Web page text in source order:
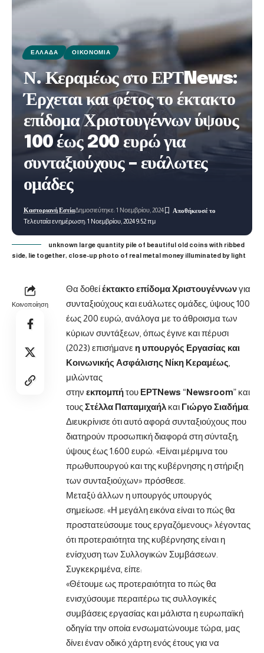
ΕΛΛΆΔΑ ΟΙΚΟΝΟΜΊΑ
Ν. Κεραμέως στο ΕΡΤNews:
Έρχεται και φέτος το έκτακτο
επίδομα Χριστουγέννων ύψους
100 έως 200 ευρώ για
συνταξιούχους – ευάλωτες
ομάδες
Τελευταία ενημέρωση: 1 Νοεμβρίου, 2024 9:52 πμ
Καστοριανή ΕστίαΔημοσιεύτηκε: 1 Νοεμβρίου, 2024
unknown large quantity pile of beautiful old coins with ribbed
side, lie together, close-up photo of real metal money illuminated by light
Κοινοποίηση
Θα δοθείέκτακτο επίδομα Χριστουγέννωνγια
συνταξιούχους και ευάλωτες ομάδες, ύψους 100
έως 200 ευρώ, ανάλογα με το άθροισμα των
κύριων συντάξεων, όπως έγινε και πέρυσι
(2023) επισήμανε η υπουργός Εργασίας και
Κοινωνικής Ασφάλισης Νίκη Κεραμέως
μιλώντας
στην εκπομπήτου ΕΡΤNews “Newsroom” και
τουςΣτέλλα Παπαμιχαήλ και Γιώργο Σιαδήμα
Διευκρίνισε ότι αυτό αφορά συνταξιούχους που
διατηρούν προσωπική διαφορά στη σύνταξη,
ύψους έως 1.600 ευρώ. «Είναι μέριμνα του
πρωθυπουργού και της κυβέρνησης η στήριξη
των συνταξιούχων» πρόσθεσε.
Μεταξύ άλλων η υπουργός υπουργός
σημείωσε: «Η μεγάλη εικόνα είναι το πώς θα
προστατεύσουμε τους εργαζόμενους» λέγοντας
ότι προτεραιότητα της κυβέρνησης είναι η
ενίσχυση των Συλλογικών Συμβάσεων.
Συγκεκριμένα, είπε:
«Θέτουμε ως προτεραιότητα το πώς θα
ενισχύσουμε περαιτέρω τις συλλογικές
συμβάσεις εργασίας και μάλιστα η ευρωπαϊκή
οδηγία την οποία ενσωματώνουμε τώρα, μας
δίνει έναν οδικό χάρτη ενός έτους για να